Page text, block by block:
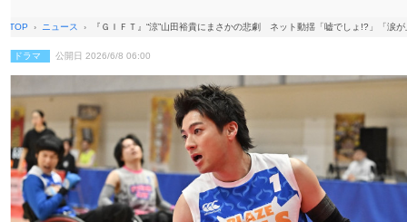
TOP ニュース 『ＧＩＦＴ』“涼”山田裕貴にまさかの悲劇 ネット動揺「嘘でしょ!?」「涙
ドラマ 公開日 2026/6/8 06:00